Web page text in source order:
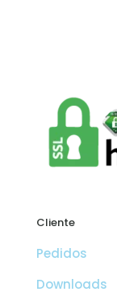
Cliente
Pedidos
Downloads